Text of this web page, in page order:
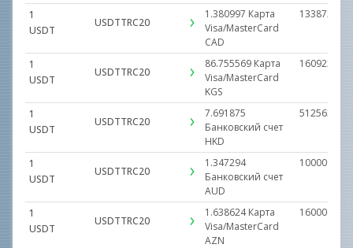
1
USDT
USDTTRC20
1.380997 Карта
Visa/MasterCard
CAD
1
USDT
USDTTRC20
86.755569 Карта
Visa/MasterCard
KGS
1
USDT
USDTTRC20
7.691875
Банковский счет
HKD
1
USDT
USDTTRC20
1.347294
Банковский счет
AUD
1
USDT
USDTTRC20
1.638624 Карта
Visa/MasterCard
AZN